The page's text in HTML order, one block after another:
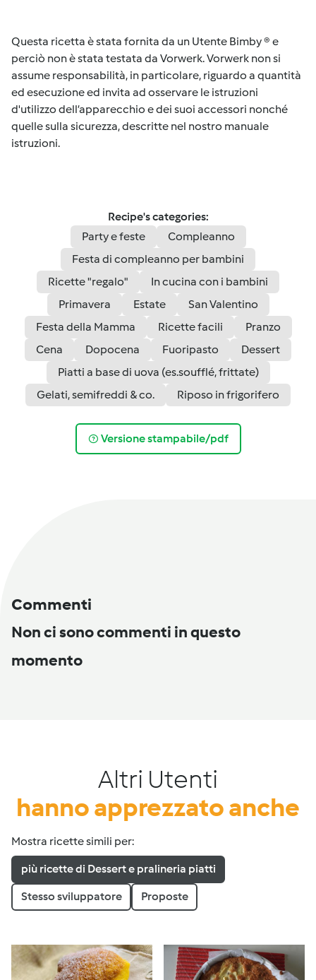
Questa ricetta è stata fornita da un Utente Bimby ® e
perciò non è stata testata da Vorwerk. Vorwerk non si
assume responsabilità, in particolare, riguardo a quantità
ed esecuzione ed invita ad osservare le istruzioni
d'utilizzo dell’apparecchio e dei suoi accessori nonché
quelle sulla sicurezza, descritte nel nostro manuale
istruzioni.
Recipe's categories:
Party e feste
Compleanno
Festa di compleanno per bambini
Ricette "regalo"
In cucina con i bambini
Primavera
Estate
San Valentino
Festa della Mamma
Ricette facili
Pranzo
Cena
Dopocena Fuoripasto
Dessert
Piatti a base di uova (es.soufflé, frittate)
Gelati, semifreddi & co.
Riposo in frigorifero
Versione stampabile/pdf
Commenti
Non ci sono commenti in questo
momento
Altri Utenti
hanno apprezzato anche
Mostra ricette simili per:
più ricette di Dessert e pralineria piatti
Stesso sviluppatore Proposte